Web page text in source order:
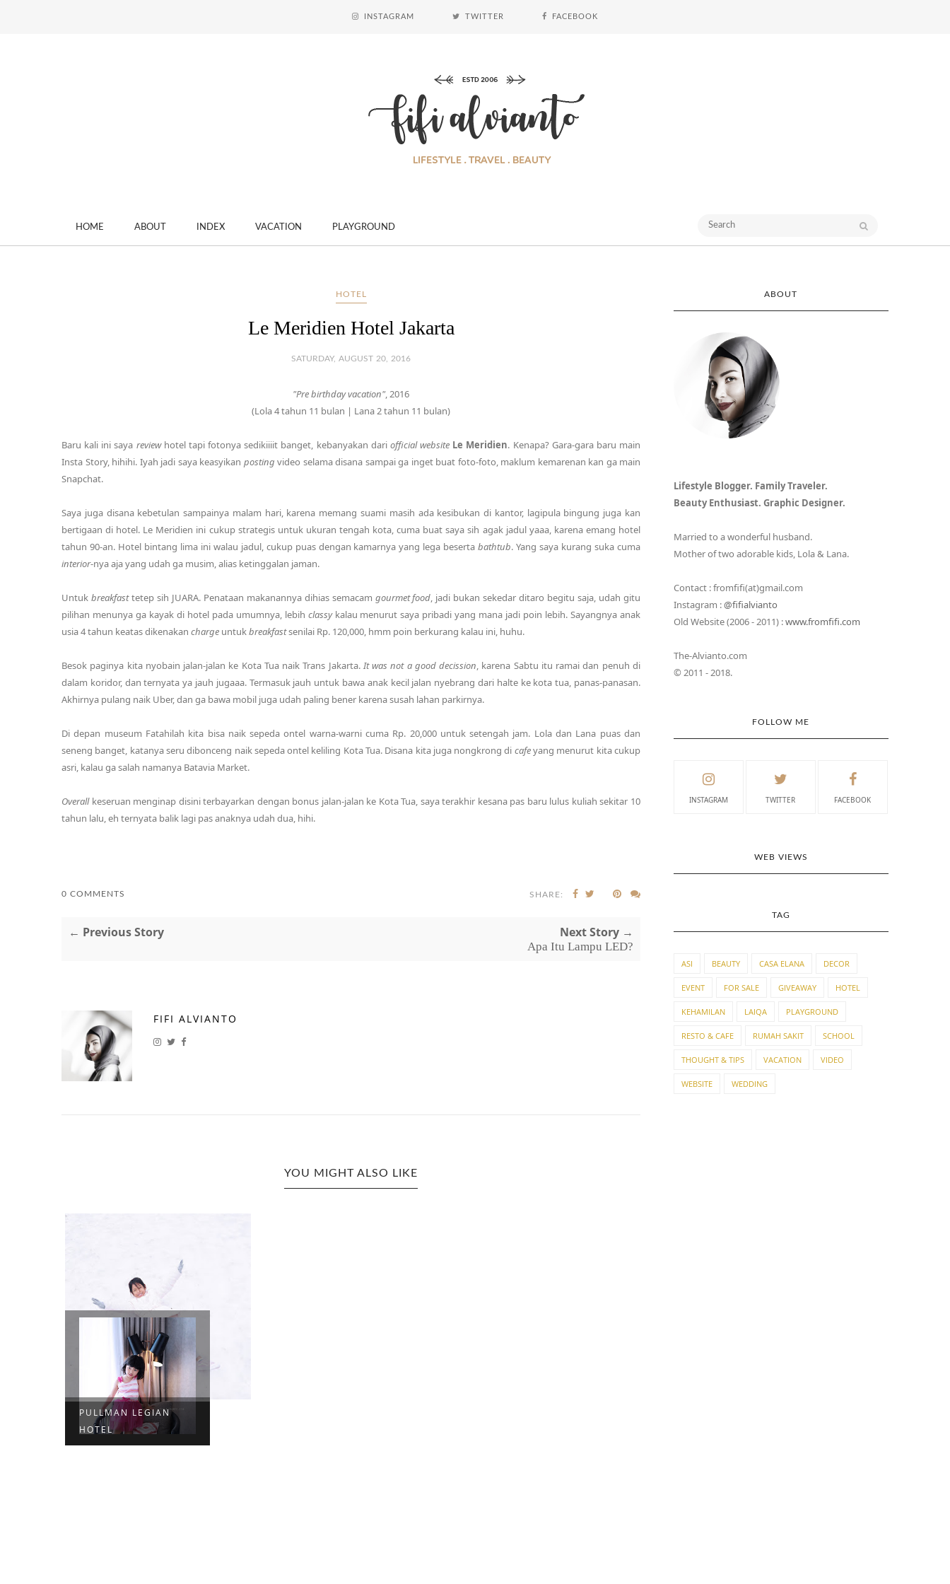
INSTAGRAM TWITTER FACEBOOK
HOME ABOUT INDEX VACATION PLAYGROUND
HOTEL
Le Meridien Hotel Jakarta
SATURDAY, AUGUST 20, 2016
"Pre birthday vacation", 2016
(Lola 4 tahun 11 bulan | Lana 2 tahun 11 bulan)
Baru kali ini saya reviewhotel tapi fotonya sedikiiiit banget, kebanyakan dariofficial website Le Meridien. Kenapa? Gara-gara baru main
Insta Story, hihihi. Iyah jadi saya keasyikan posting video selama disana sampai ga inget buat foto-foto, maklum kemarenan kan ga main
Snapchat.
Saya juga disana kebetulan sampainya malam hari, karena memang suami masih ada kesibukan di kantor, lagipula bingung juga kan
bertigaan di hotel. Le Meridien ini cukup strategis untuk ukuran tengah kota, cuma buat saya sih agak jadul yaaa, karena emang hotel
tahun 90-an. Hotel bintang lima ini walau jadul, cukup puas dengan kamarnya yang lega besertabathtub. Yang saya kurang suka cuma
interior-nya aja yang udah ga musim, alias ketinggalan jaman.
Untuk breakfasttetep sih JUARA. Penataan makanannya dihias semacam gourmet food, jadi bukan sekedar ditaro begitu saja, udah gitu
pilihan menunya ga kayak di hotel pada umumnya, lebih classykalau menurut saya pribadi yang mana jadi poin lebih. Sayangnya anak
usia 4 tahun keatas dikenakan charge untukbreakfastsenilai Rp. 120,000, hmm poin berkurang kalau ini, huhu.
Besok paginya kita nyobain jalan-jalan ke Kota Tua naik Trans Jakarta. It was not a good decission, karena Sabtu itu ramai dan penuh di
dalam koridor, dan ternyata ya jauh jugaaa. Termasuk jauh untuk bawa anak kecil jalan nyebrang dari halte ke kota tua, panas-panasan.
Akhirnya pulang naik Uber, dan ga bawa mobil juga udah paling bener karena susah lahan parkirnya.
Di depan museum Fatahilah kita bisa naik sepeda ontel warna-warni cuma Rp. 20,000 untuk setengah jam. Lola dan Lana puas dan
seneng banget, katanya seru dibonceng naik sepeda ontel keliling Kota Tua. Disana kita juga nongkrong di cafeyang menurut kita cukup
asri, kalau ga salah namanya Batavia Market.
Overallkeseruan menginap disini terbayarkan dengan bonus jalan-jalan ke Kota Tua, saya terakhir kesana pas baru lulus kuliah sekitar 10
tahun lalu, eh ternyata balik lagi pas anaknya udah dua, hihi.
0 COMMENTS SHARE:
← Previous Story Next Story →
Apa Itu Lampu LED?
FIFI ALVIANTO
YOU MIGHT ALSO LIKE
PULLMAN LEGIAN
HOTEL
ABOUT
Lifestyle Blogger. Family Traveler.
Beauty Enthusiast. Graphic Designer.
Married to a wonderful husband.
Mother of two adorable kids, Lola & Lana.
Contact : fromfifi(at)gmail.com
Instagram :@fifialvianto
Old Website (2006 - 2011) :www.fromfifi.com
The-Alvianto.com
© 2011 - 2018.
FOLLOW ME
INSTAGRAM TWITTER FACEBOOK
WEB VIEWS
TAG
ASI BEAUTY CASA ELANA DECOR
EVENT FOR SALE GIVEAWAY HOTEL
KEHAMILAN LAIQA PLAYGROUND
RESTO & CAFE RUMAH SAKIT SCHOOL
THOUGHT & TIPS VACATION VIDEO
WEBSITE WEDDING